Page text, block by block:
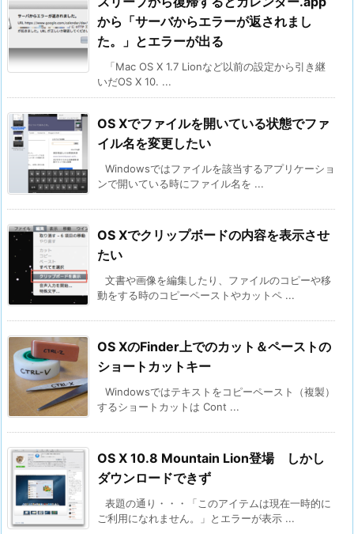
から「サーバからエラーが返されまし
た。」とエラーが出る
「Mac OS X 1.7 Lionなど以前の設定から引き継
いだOS X 10. ...
OS Xでファイルを開いている状態でファ
イル名を変更したい
Windowsではファイルを該当するアプリケーショ
ンで開いている時にファイル名を ...
OS Xでクリップボードの内容を表示させ
たい
文書や画像を編集したり、ファイルのコピーや移
動をする時のコピーペーストやカットペ ...
OS XのFinder上でのカット＆ペーストの
ショートカットキー
Windowsではテキストをコピーペースト（複製）
するショートカットは Cont ...
OS X 10.8 Mountain Lion登場 しかし
ダウンロードできず
表題の通り・・・「このアイテムは現在一時的に
ご利用になれません。」とエラーが表示 ...